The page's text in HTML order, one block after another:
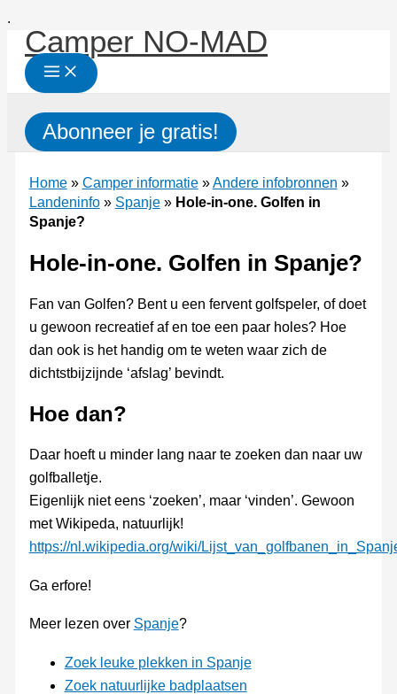
.
naar
inhoud
Camper NO-MAD
Abonneer je gratis!
Home» Camper informatie»Andere infobronnen »
Landeninfo» Spanje» Hole-in-one. Golfen in
Spanje?
Hole-in-one. Golfen in Spanje?
Fan van Golfen? Bent u een fervent golfspeler, of doet
u gewoon recreatief af en toe een paar holes? Hoe
dan ook is het handig om te weten waar zich de
dichtstbijzijnde ‘afslag’ bevindt.
Hoe dan?
Daar hoeft u minder lang naar te zoeken dan naar uw
golfballetje.
Eigenlijk niet eens ‘zoeken’, maar ‘vinden’. Gewoon
met Wikipeda, natuurlijk!
https://nl.wikipedia.org/wiki/
Ga erfore!
Meer lezen over Spanje?
Zoek leuke plekken in Spanje
Zoek natuurlijke badplaatsen